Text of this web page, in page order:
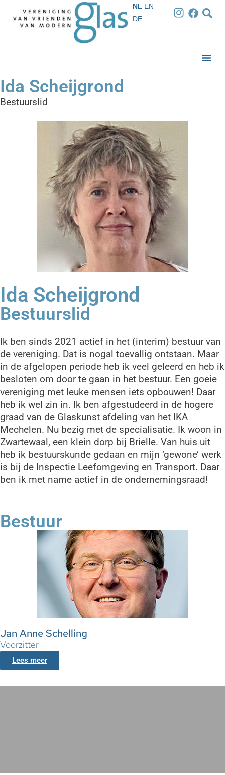
NL EN
DE
Ida Scheijgrond
Bestuurslid
Ida Scheijgrond
Bestuurslid
Ik ben sinds 2021 actief in het (interim) bestuur van
de vereniging. Dat is nogal toevallig ontstaan. Maar
in de afgelopen periode heb ik veel geleerd en heb ik
besloten om door te gaan in het bestuur. Een goeie
vereniging met leuke mensen iets opbouwen! Daar
heb ik wel zin in. Ik ben afgestudeerd in de hogere
graad van de Glaskunst afdeling van het IKA
Mechelen. Nu bezig met de specialisatie. Ik woon in
Zwartewaal, een klein dorp bij Brielle. Van huis uit
heb ik bestuurskunde gedaan en mijn ‘gewone’ werk
is bij de Inspectie Leefomgeving en Transport. Daar
ben ik met name actief in de ondernemingsraad!
Bestuur
Jan Anne Schelling
Voorzitter
Lees meer